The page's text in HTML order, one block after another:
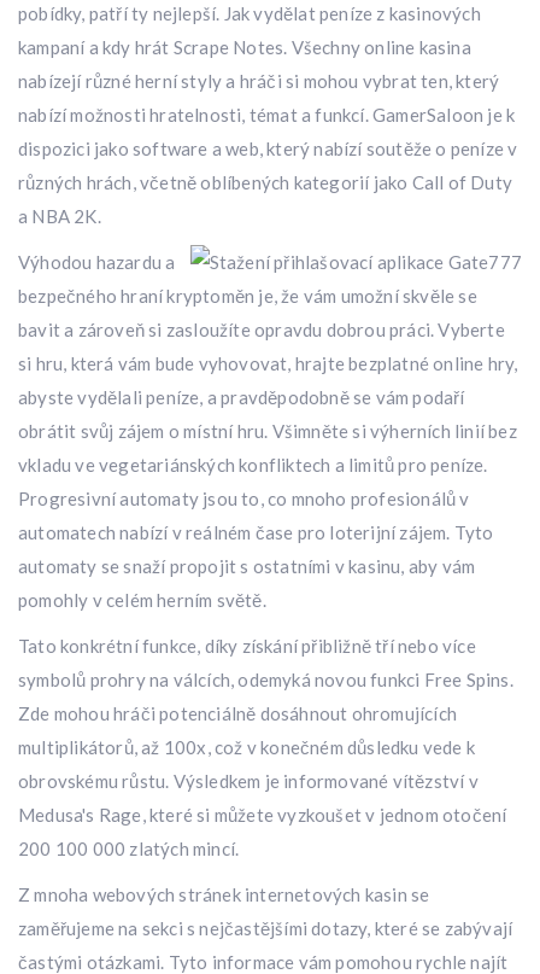
pobídky, patří ty nejlepší. Jak vydělat peníze z kasinových
kampaní a kdy hrát Scrape Notes. Všechny online kasina
nabízejí různé herní styly a hráči si mohou vybrat ten, který
nabízí možnosti hratelnosti, témat a funkcí. GamerSaloon je k
dispozici jako software a web, který nabízí soutěže o peníze v
různých hrách, včetně oblíbených kategorií jako Call of Duty
a NBA 2K.
Výhodou hazardu a
bezpečného hraní kryptoměn je, že vám umožní skvěle se
bavit a zároveň si zasloužíte opravdu dobrou práci. Vyberte
si hru, která vám bude vyhovovat, hrajte bezplatné online hry,
abyste vydělali peníze, a pravděpodobně se vám podaří
obrátit svůj zájem o místní hru. Všimněte si výherních linií bez
vkladu ve vegetariánských konfliktech a limitů pro peníze.
Progresivní automaty jsou to, co mnoho profesionálů v
automatech nabízí v reálném čase pro loterijní zájem. Tyto
automaty se snaží propojit s ostatními v kasinu, aby vám
pomohly v celém herním světě.
Tato konkrétní funkce, díky získání přibližně tří nebo více
symbolů prohry na válcích, odemyká novou funkci Free Spins.
Zde mohou hráči potenciálně dosáhnout ohromujících
multiplikátorů, až 100x, což v konečném důsledku vede k
obrovskému růstu. Výsledkem je informované vítězství v
Medusa's Rage, které si můžete vyzkoušet v jednom otočení
200 100 000 zlatých mincí.
Z mnoha webových stránek internetových kasin se
zaměřujeme na sekci s nejčastějšími dotazy, které se zabývají
častými otázkami. Tyto informace vám pomohou rychle najít